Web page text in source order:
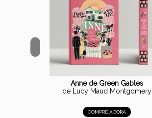
Anne de Green Gables
de Lucy Maud Montgomery
COMPRE AGORA
<